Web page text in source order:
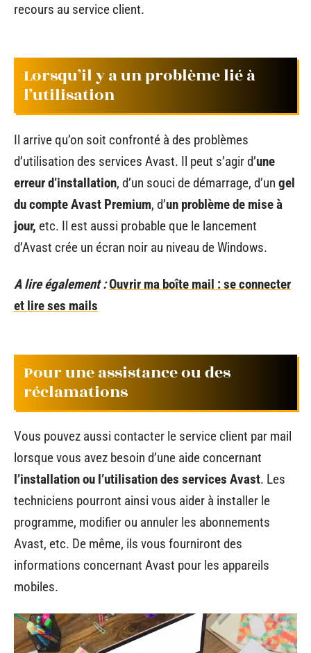
recours au service client.
Lorsqu’il y a un problème lié à
l’utilisation
Il arrive qu’on soit confronté à des problèmes
d’utilisation des services Avast. Il peut s’agir d’une
erreur d’installation, d’un souci de démarrage, d’un gel
du compte Avast Premium, d’un problème de mise à
jour, etc. Il est aussi probable que le lancement
d’Avast crée un écran noir au niveau de Windows.
A lire également :Ouvrir ma boîte mail : se connecter
et lire ses mails
Pour une assistance ou des
réclamations
Vous pouvez aussi contacter le service client par mail
lorsque vous avez besoin d’une aide concernant
l’installation ou l’utilisation des services Avast. Les
techniciens pourront ainsi vous aider à installer le
programme, modifier ou annuler les abonnements
Avast, etc. De même, ils vous fourniront des
informations concernant Avast pour les appareils
mobiles.